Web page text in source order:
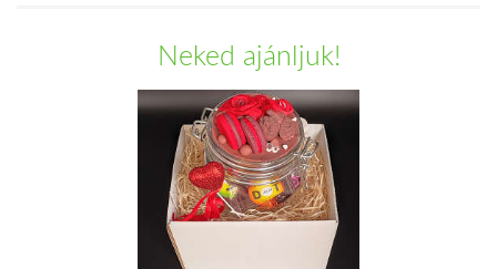
Neked ajánljuk!